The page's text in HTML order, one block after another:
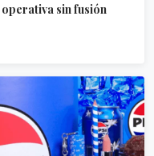
sin fusión